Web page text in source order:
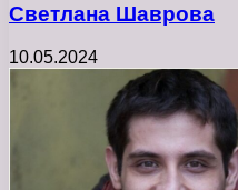
Светлана Шаврова
10.05.2024